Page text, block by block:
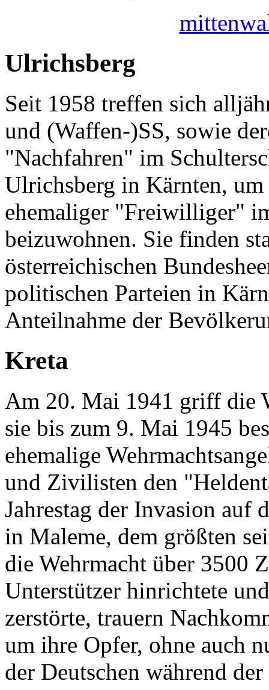
Ulrichsberg
Seit 1958 treffen sich
und (Waffen-)SS, sowie
"Nachfahren" im
Ulrichsberg in Kärnten,
ehemaliger "Freiwilliger"
beizuwohnen. Sie finden
österreichischen
politischen Parteien in
Anteilnahme der
Kreta
Am 20. Mai 1941 griff die
sie bis zum 9. Mai 1945
ehemalige
und Zivilisten den
Jahrestag der Invasion auf
in Maleme, dem größten
die Wehrmacht über 3500
Unterstützer hinrichtete
zerstörte, trauern
um ihre Opfer, ohne auch
der Deutschen während